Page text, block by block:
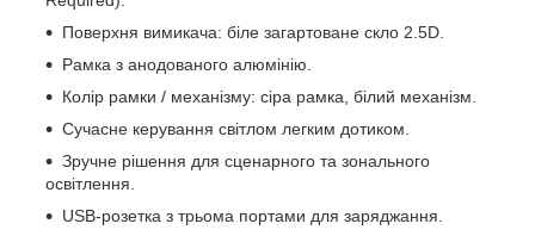
Поверхня вимикача: біле загартоване скло 2.5D.
Рамка з анодованого алюмінію.
Колір рамки / механізму: сіра рамка, білий механізм.
Сучасне керування світлом легким дотиком.
Зручне рішення для сценарного та зонального
освітлення.
USB-розетка з трьома портами для заряджання.